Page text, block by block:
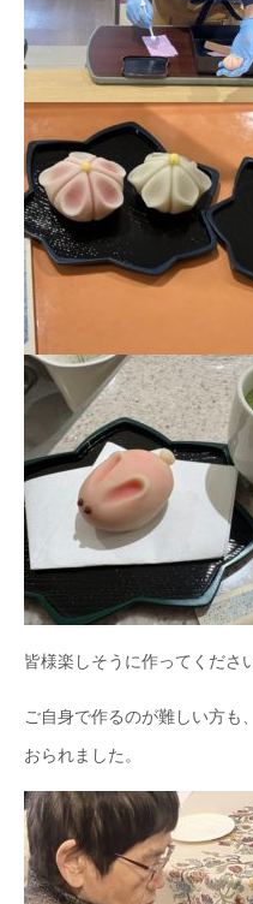
皆様楽しそうに作ってくださ
ご自身で作るのが難しい方も
おられました。